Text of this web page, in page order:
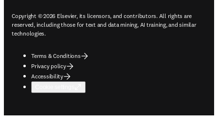
Copyright © 2026 Elsevier, its licensors, and contributors. All rights are
reserved, including those for text and data mining, AI training, and similar
technologies.
Terms & Conditions
Privacy policy
Accessibility